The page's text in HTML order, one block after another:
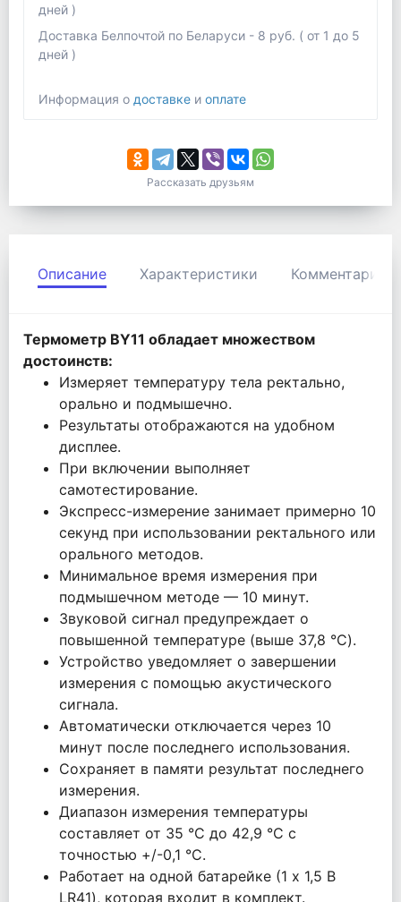
дней )
Доставка Белпочтой по Беларуси - 8 руб. ( от 1 до 5
дней )
Информация о доставке и оплате
Рассказать друзьям
Описание Характеристики Комментарии
Термометр BY11 обладает множеством
достоинств:
Измеряет температуру тела ректально,
орально и подмышечно.
Результаты отображаются на удобном
дисплее.
При включении выполняет
самотестирование.
Экспресс-измерение занимает примерно 10
секунд при использовании ректального или
орального методов.
Минимальное время измерения при
подмышечном методе — 10 минут.
Звуковой сигнал предупреждает о
повышенной температуре (выше 37,8 °C).
Устройство уведомляет о завершении
измерения с помощью акустического
сигнала.
Автоматически отключается через 10
минут после последнего использования.
Сохраняет в памяти результат последнего
измерения.
Диапазон измерения температуры
составляет от 35 °C до 42,9 °C с
точностью +/-0,1 °C.
Работает на одной батарейке (1 x 1,5 В
LR41), которая входит в комплект.